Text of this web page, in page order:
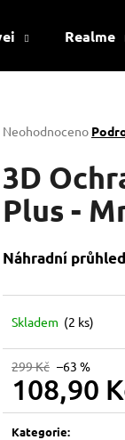
Realme
Průměrné
produktu
je
0,0
hvězdiček.
Neohodnoceno
3D
Plus -
Náhradní
Skladem (2 ks)
299 Kč –63 %
108,90
Měrná
cena:
Kategorie:
HLEDAT